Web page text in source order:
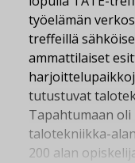
työelämän
treffeillä
ammattilaiset
tutustuvat
Tapahtumaan
talotekniikka-
200 alan